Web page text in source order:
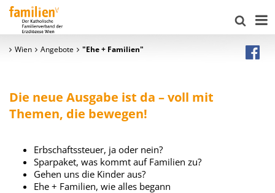
Wien Angebote "Ehe + Familien"
Die neue Ausgabe ist da – voll mit
Themen, die bewegen!
Erbschaftssteuer, ja oder nein?
Sparpaket, was kommt auf Familien zu?
Gehen uns die Kinder aus?
Ehe + Familien, wie alles begann